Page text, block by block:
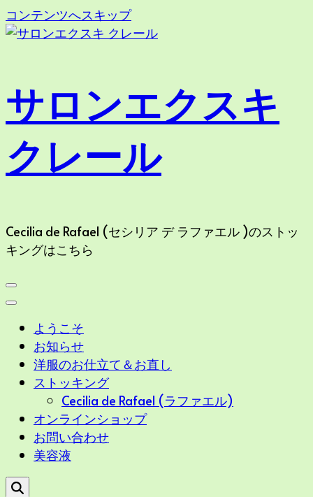
コンテンツへスキップ
サロンエクスキ
クレール
Cecilia de Rafael (セシリア デ ラファエル )のストッ
キングはこちら
ようこそ
お知らせ
洋服のお仕立て＆お直し
ストッキング
Cecilia de Rafael (ラファエル)
オンラインショップ
お問い合わせ
美容液